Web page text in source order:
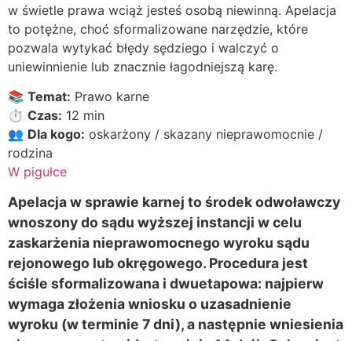
w świetle prawa wciąż jesteś osobą niewinną. Apelacja
to potężne, choć sformalizowane narzędzie, które
pozwala wytykać błędy sędziego i walczyć o
uniewinnienie lub znacznie łagodniejszą karę.
📚 Temat: Prawo karne
⏱️ Czas: 12 min
👥 Dla kogo: oskarżony / skazany nieprawomocnie /
rodzina
W pigułce
Apelacja w sprawie karnej to środek odwoławczy
wnoszony do sądu wyższej instancji w celu
zaskarżenia nieprawomocnego wyroku sądu
rejonowego lub okręgowego. Procedura jest
ściśle sformalizowana i dwuetapowa: najpierw
wymaga złożenia wniosku o uzasadnienie
wyroku (w terminie 7 dni), a następnie wniesienia